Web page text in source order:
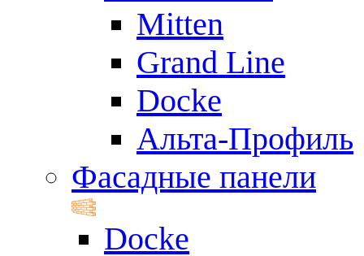
Mitten
Grand Line
Docke
Альта-Профиль
Фасадные панели
Docke